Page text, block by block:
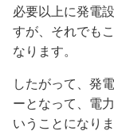
必要以上に発電
すが、それでも
なります。
したがって、発
ーとなって、電
いうことになり